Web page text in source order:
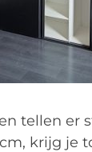
tellen er
krijg je